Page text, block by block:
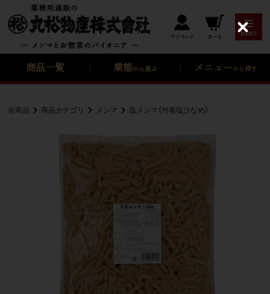
マイページ カート MENU
商品一覧 業態から選ぶ メニューから探す
全商品 商品カテゴリ メンマ 塩メンマ（付着塩少なめ）
C
l
e